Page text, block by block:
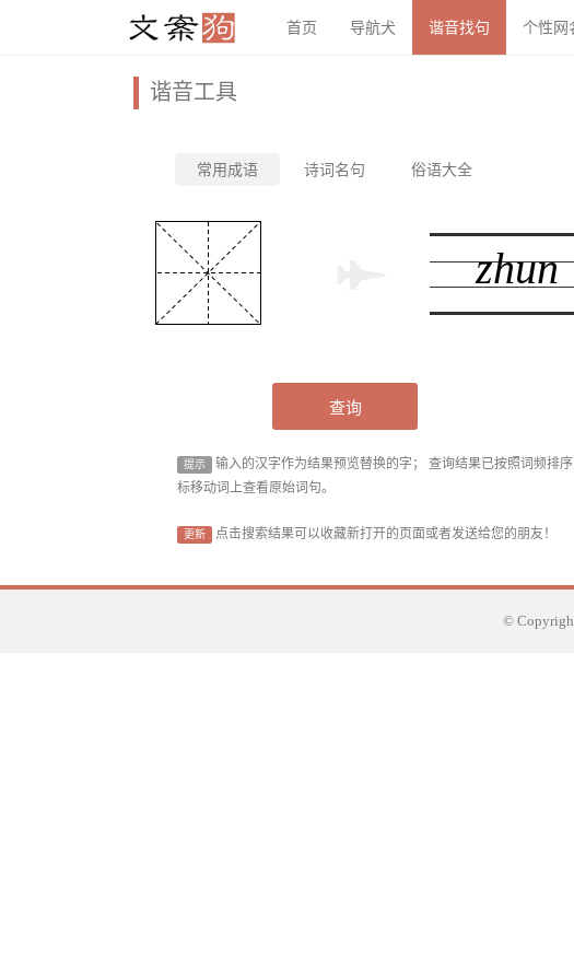
首页 导航犬 谐音找句 个性网
谐音工具
常用成语 诗词名句 俗语大全
查询
提示
输入的汉字作为结果预览替换的字； 查询结果已按照词频排
标移动词上查看原始词句。
更新 点击搜索结果可以收藏新打开的页面或者发送给您的朋友！
©